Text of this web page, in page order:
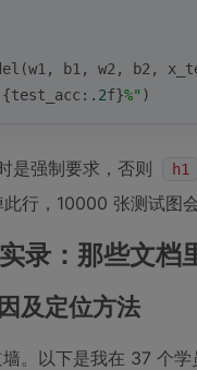
b1, w2, b2,
{test_acc: .2f}%" )
是强制要求，否则 h1
行，10000 张测试图
录：那些文档
及定位方法
。以下是我在 37 个